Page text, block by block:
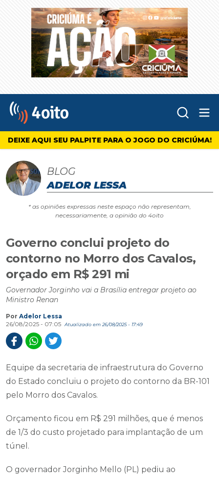
4oito
DEIXE AQUI SEU PALPITE PARA O JOGO DO CRICIÚMA!
BLOG
ADELOR LESSA
* as opiniões expressas neste espaço não representam,
necessariamente, a opinião do 4oito
Governo conclui projeto do
contorno no Morro dos Cavalos,
orçado em R$ 291 mi
Governador Jorginho vai a Brasília entregar projeto ao
Ministro Renan
Por Adelor Lessa
26/08/2025 - 07:05
Atualizado em 26/08/2025 - 17:49
Equipe da secretaria de infraestrutura do Governo
do Estado concluiu o projeto do contorno da BR-101
pelo Morro dos Cavalos.
Orçamento ficou em R$ 291 milhões, que é menos
de 1/3 do custo projetado para implantação de um
túnel.
O governador Jorginho Mello (PL) pediu ao